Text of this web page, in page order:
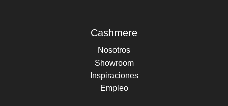
Cashmere
Nosotros
Showroom
Inspiraciones
Empleo